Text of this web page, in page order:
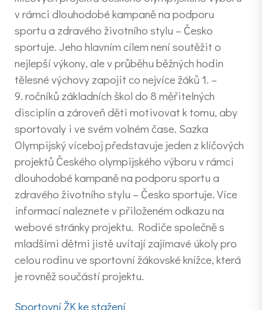
v rámci dlouhodobé kampaně na podporu
sportu a zdravého životního stylu – Česko
sportuje. Jeho hlavním cílem není soutěžit o
nejlepší výkony, ale v průběhu běžných hodin
tělesné výchovy zapojit co nejvíce žáků 1. –
9. ročníků základních škol do 8 měřitelných
disciplín a zároveň děti motivovat k tomu, aby
sportovaly i ve svém volném čase. Sazka
Olympijský víceboj představuje jeden z klíčových
projektů Českého olympijského výboru v rámci
dlouhodobé kampaně na podporu sportu a
zdravého životního stylu – Česko sportuje. Více
informací naleznete v přiloženém odkazu na
webové stránky projektu. Rodiče společně s
mladšími dětmi jistě uvítají zajímavé úkoly pro
celou rodinu ve sportovní žákovské knížce, která
je rovněž součástí projektu.
Sportovní ŽK ke stažení